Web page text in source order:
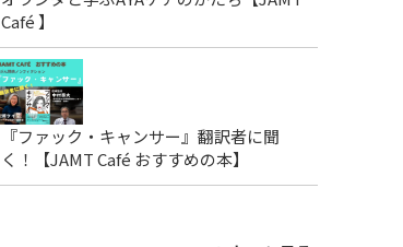
Café 】
『ファック・キャンサー』翻訳者に聞
く！【JAMT Café おすすめの本】